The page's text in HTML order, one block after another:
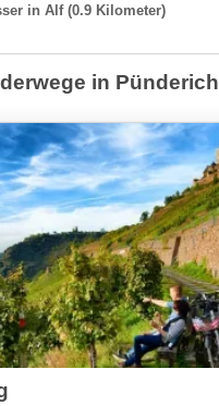
in Alf (0.9 Kilometer)
in Pünderich